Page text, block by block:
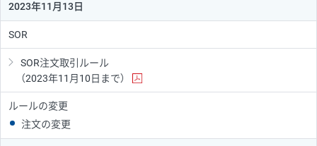
2023年11月13日
SOR
SOR注文取引ルール
（2023年11月10日まで）
ルールの変更
注文の変更